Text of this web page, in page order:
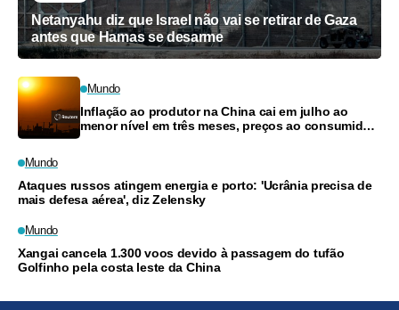
Netanyahu diz que Israel não vai se retirar de Gaza
antes que Hamas se desarme
Mundo
Inflação ao produtor na China cai em julho ao
menor nível em três meses, preços ao consumidor
Mundo
Ataques russos atingem energia e porto: 'Ucrânia precisa de
mais defesa aérea', diz Zelensky
Mundo
Xangai cancela 1.300 voos devido à passagem do tufão
Golfinho pela costa leste da China